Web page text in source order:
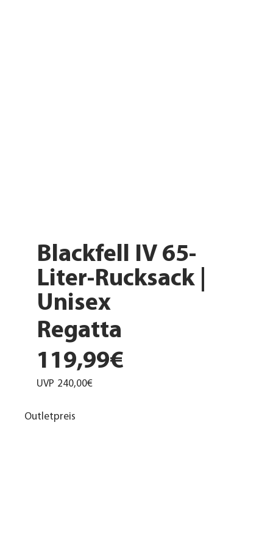
Blackfell IV 65-
Liter-Rucksack |
Unisex
Regatta
119,99€
UVP 240,00€
Outletpreis